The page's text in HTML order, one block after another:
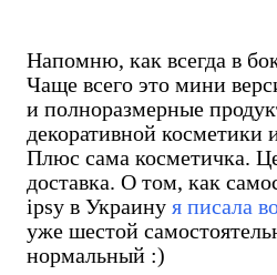
Напомню, как всегда в
Чаще всего это мини
и полноразмерные
декоративной косметики
Плюс сама косметичка.
доставка. О том, как
ipsy в Украину я писала
уже шестой
нормальный :)